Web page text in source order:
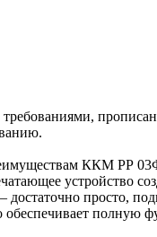
ККМ РР
устройство
просто,
полную